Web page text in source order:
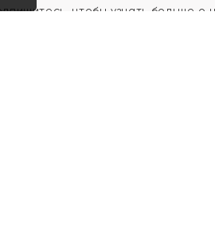
чтобы узнать больше о